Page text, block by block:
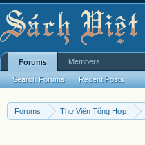
Forums Thư Viện Tổng Hợp
Forums
Search Forums Recent Posts
Members